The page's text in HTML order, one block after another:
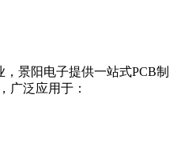
景阳电子提供一站式PCB制
广泛应用于：